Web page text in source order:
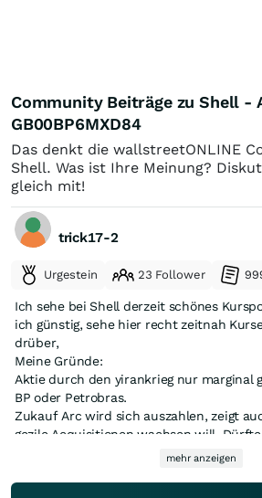
Community Beiträge zu Shell -
GB00BP6MXD84
Das denkt die wallstreetONLINE
Shell. Was ist Ihre Meinung?
gleich mit!
trick17-2
Urgestein 23 Follower
Ich sehe bei Shell derzeit schönes
ich günstig, sehe hier recht zeitnah
drüber,
Meine Gründe:
Aktie durch den yirankrieg nur marginal
BP oder Petrobras.
Zukauf Arc wird sich auszahlen, zeigt
gezile Acquisitionen wachsen will.
vom Markt gesehen werden.mehr anzeigen